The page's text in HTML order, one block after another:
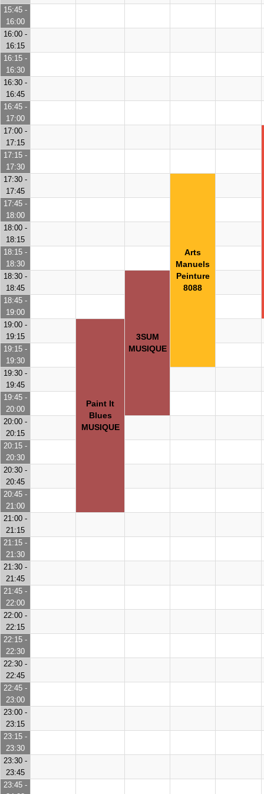
15:45 -
16:00
16:00 -
16:15
16:15 -
16:30
16:30 -
16:45
16:45 -
17:00
17:00 -
17:15
17:15 -
17:30
17:30 -
17:45
Arts
Manuels
Peinture
8088
17:45 -
18:00
18:00 -
18:15
18:15 -
18:30
18:30 -
18:45
3SUM
MUSIQUE
18:45 -
19:00
19:00 -
19:15
Paint It
Blues
MUSIQUE
19:15 -
19:30
19:30 -
19:45
19:45 -
20:00
20:00 -
20:15
20:15 -
20:30
20:30 -
20:45
20:45 -
21:00
21:00 -
21:15
21:15 -
21:30
21:30 -
21:45
21:45 -
22:00
22:00 -
22:15
22:15 -
22:30
22:30 -
22:45
22:45 -
23:00
23:00 -
23:15
23:15 -
23:30
23:30 -
23:45
23:45 -